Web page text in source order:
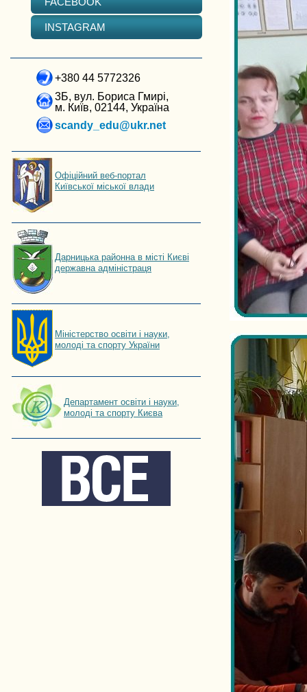
INSTAGRAM
+380 44 5772326
3Б, вул. Бориса Гмирі,
м. Київ, 02144, Україна
scandy_edu@ukr.net
Офіційний веб-портал
Київської міської влади
Дарницька районна в місті Києві
державна адміністраця
Мiнiстерство освiти і науки,
молоді та спорту України
Департамент освіти і науки,
молоді та спорту Києва